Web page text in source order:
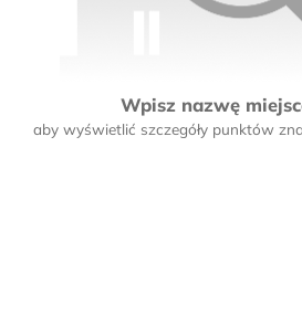
Wpisz nazwę
aby wyświetlić szczegóły punktów